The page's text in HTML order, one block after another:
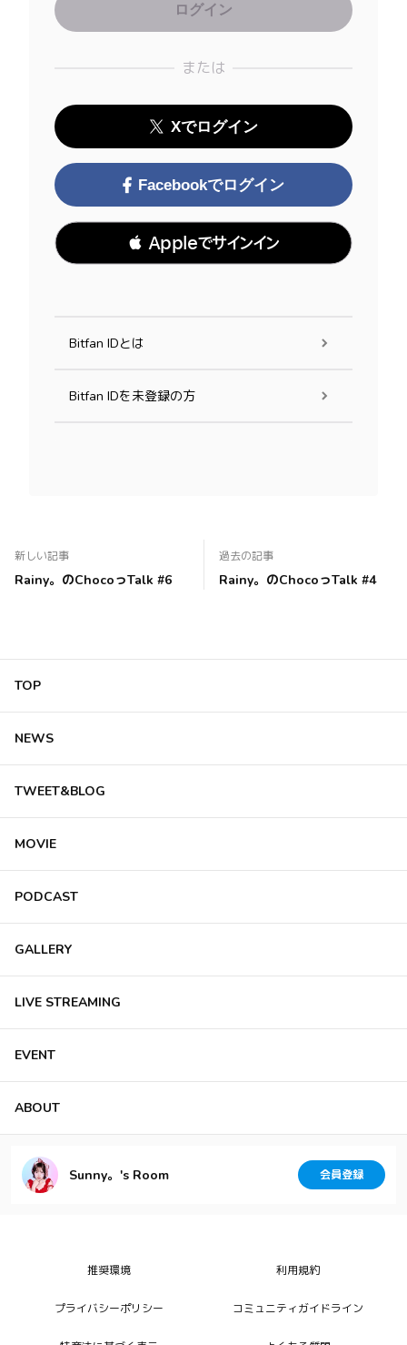
または
Xでログイン
Facebookでログイン
 Appleでサインイン
Bitfan IDとは
Bitfan IDを未登録の方
新しい記事
Rainy。のChocoっTalk #6
過去の記事
Rainy。のChocoっTalk #4
TOP
NEWS
TWEET&BLOG
MOVIE
PODCAST
GALLERY
LIVE STREAMING
EVENT
ABOUT
Sunny。's Room 会員登録
推奨環境 利用規約
プライバシーポリシー コミュニティガイドライン